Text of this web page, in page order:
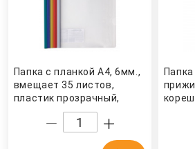
Папка с планкой А4, 6мм.,
вмещает 35 листов,
пластик прозрачный,
корешок ассорт. 4Office
син.